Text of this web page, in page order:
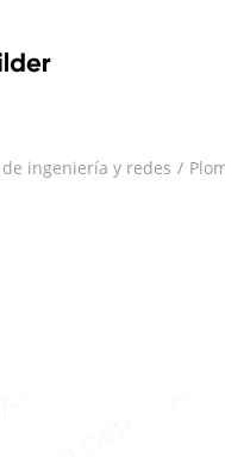
ingeniería y redes